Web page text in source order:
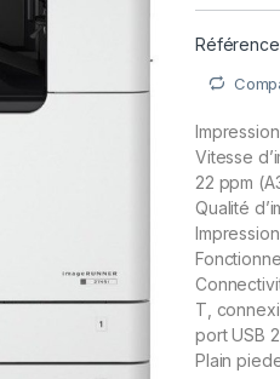
Vitesse
22 ppm
Qualité
T,
port USB
Plain